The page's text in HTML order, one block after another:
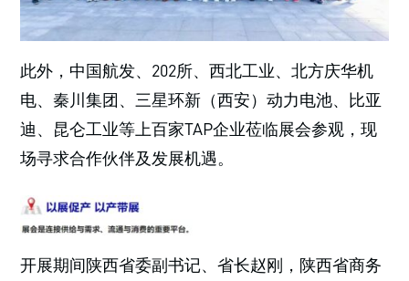
此外，中国航发、202所、西北工业、北方庆华机
电、秦川集团、三星环新（西安）动力电池、比亚
迪、昆仑工业等上百家TAP企业莅临展会参观，现
场寻求合作伙伴及发展机遇。
开展期间陕西省委副书记、省长赵刚，陕西省商务